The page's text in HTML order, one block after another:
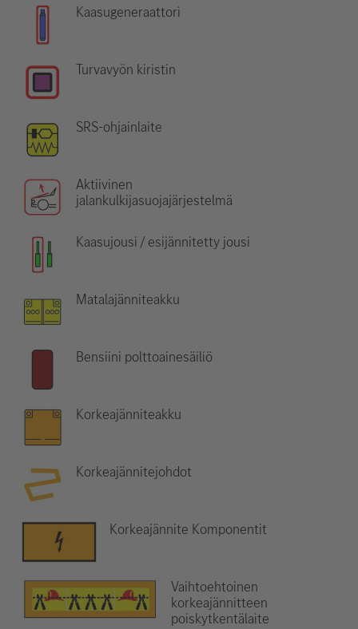
Kaasugeneraattori
Turvavyön kiristin
SRS-ohjainlaite
Aktiivinen
jalankulkijasuojajärjestelmä
Kaasujousi / esijännitetty jousi
Matalajänniteakku
Bensiini polttoainesäiliö
Korkeajänniteakku
Korkeajännitejohdot
Korkeajännite Komponentit
Vaihtoehtoinen
korkeajännitteen
poiskytkentälaite